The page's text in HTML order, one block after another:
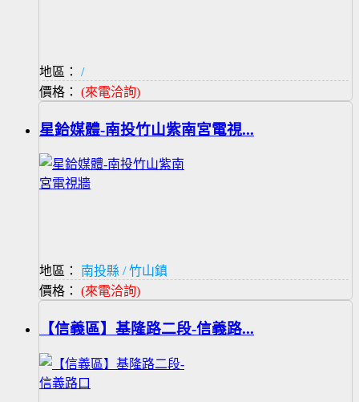
地區：
/
價格： (來電洽詢)
星鉿媒體-南投竹山紫南宮電視...
地區：
南投縣 / 竹山鎮
價格： (來電洽詢)
【信義區】基隆路二段-信義路...